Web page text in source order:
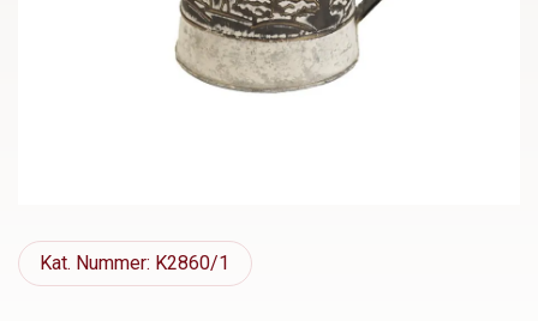
Kat. Nummer: K2860/1